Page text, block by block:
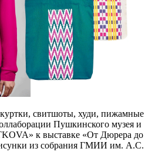
свитшоты, худи, пижамные
Пушкинского музея и
к выставке «От Дюрера до
из собрания ГМИИ им. А.С.